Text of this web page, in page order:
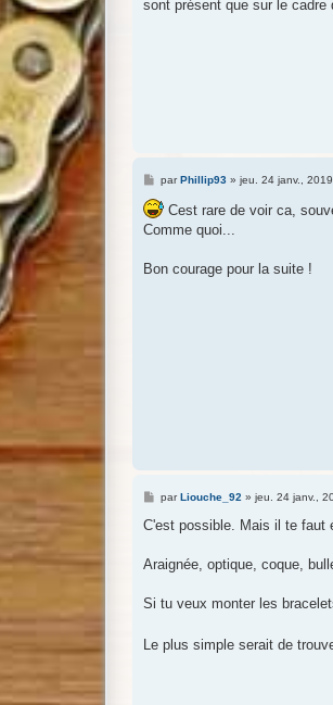
sont présent que sur le cadre
M
s
s
a
parPhillip93» jeu. 24 janv.,
Cest rare de voir ca,
Comme quoi...
Bon courage pour la suite !
M
s
g
parLiouche_92 » jeu. 24 janv.,
C'est possible. Mais il te faut
Araignée, optique, coque,
Si tu veux monter les
Le plus simple serait de